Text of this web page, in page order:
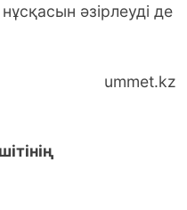
әзірлеуді де
ummet.kz